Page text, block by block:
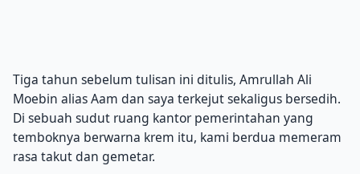
Tiga tahun sebelum tulisan ini ditulis, Amrullah Ali
Moebin alias Aam dan saya terkejut sekaligus bersedih.
Di sebuah sudut ruang kantor pemerintahan yang
temboknya berwarna krem itu, kami berdua memeram
rasa takut dan gemetar.